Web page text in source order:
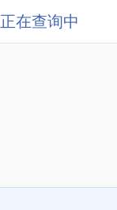
正在查询中